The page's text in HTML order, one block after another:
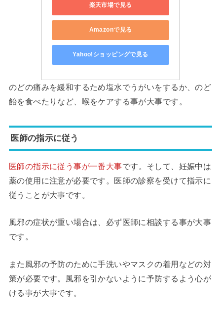
楽天市場で見る
Amazonで見る
Yahoo!ショッピングで見る
のどの痛みを緩和するため塩水でうがいをするか、のど
飴を食べたりなど、喉をケアする事が大事です。
医師の指示に従う
医師の指示に従う事が一番大事です。そして、妊娠中は
薬の使用に注意が必要です。医師の診察を受けて指示に
従うことが大事です。
風邪の症状が重い場合は、必ず医師に相談する事が大事
です。
また風邪の予防のために手洗いやマスクの着用などの対
策が必要です。風邪を引かないように予防するよう心が
ける事が大事です。